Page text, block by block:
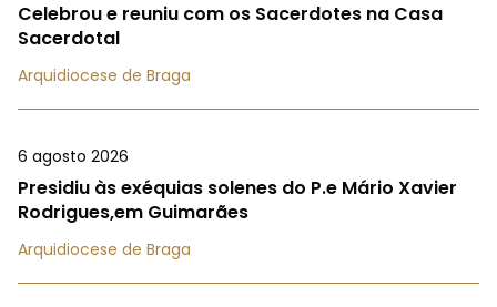
Celebrou e reuniu com os Sacerdotes na Casa
Sacerdotal
Arquidiocese de Braga
6 agosto 2026
Presidiu às exéquias solenes do P.e Mário Xavier
Rodrigues,em Guimarães
Arquidiocese de Braga